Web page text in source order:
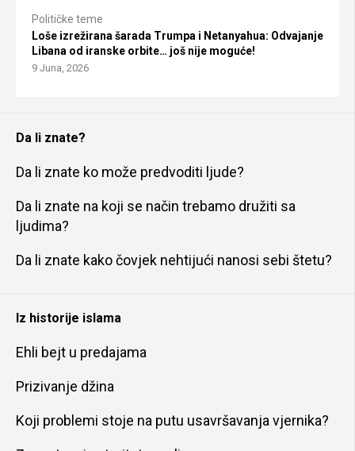
Političke teme
Loše izrežirana šarada Trumpa i Netanyahua: Odvajanje
Libana od iranske orbite… još nije moguće!
9 Juna, 2026
Da li znate?
Da li znate ko može predvoditi ljude?
Da li znate na koji se način trebamo družiti sa
ljudima?
Da li znate kako čovjek nehtijući nanosi sebi štetu?
Iz historije islama
Ehli bejt u predajama
Prizivanje džina
Koji problemi stoje na putu usavršavanja vjernika?